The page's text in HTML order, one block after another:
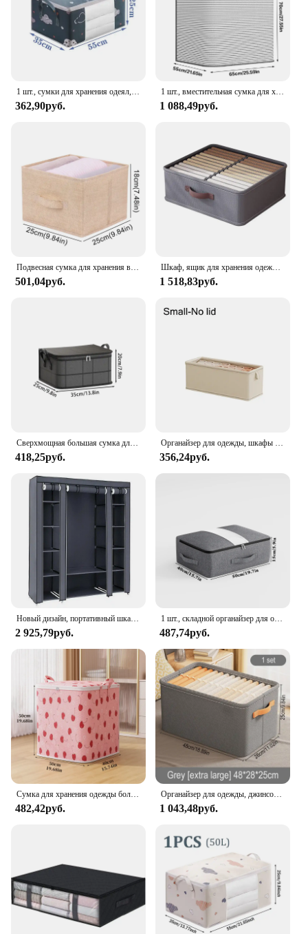
1 шт., сумки для хранения одеял, большая вместительная сортировочная сумка, одеяло, пылезащитный шкаф, влагостойкий органайзер под кроватью
362,90руб.
1 шт., вместительная сумка для хранения одежды, органайзер с усиленной ручкой для одеял, постельного белья, складная сумка для хранения на молнии
1 088,49руб.
Подвесная сумка для хранения в гардеробе, промежуточный ящик, органайзер для одежды, складные полки для хранения, органайзер для шкафа
501,04руб.
Шкаф, ящик для хранения одежды, органайзер для брюк, свитера, складной шкаф, органайзер для хранения нижнего белья, носков, ящики, разделительные коробки
1 518,83руб.
Сверхмощная большая сумка для хранения одежды. Дорожная сумка в общежитии колледжа. Упаковочные принадлежности. Мешок для перемещения. Мешок для пыли можно использовать повторно.
418,25руб.
Органайзер для одежды, шкафы для хранения брюк, свитеров, органайзер с ящиками, органайзер для джинсов со стандартным шкафом, органайзеры для хранения
356,24руб.
Новый дизайн, портативный шкаф, шкаф, вешалка для одежды, органайзер для хранения, Прочная полка
2 925,79руб.
1 шт., складной органайзер для одежды, на молнии
487,74руб.
Сумка для хранения одежды большой емкости, портативная сумка для хранения одежды, одеяла, органайзер для спальни, складная пыленепроницаемая сумка на молнии для одеяла
482,42руб.
Органайзер для одежды, джинсов, свитеров, футболок
1 043,48руб.